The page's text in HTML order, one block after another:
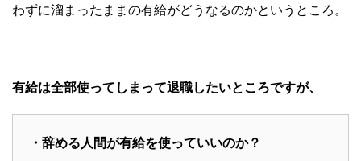
わずに溜まったままの有給がどうなるのかというところ。
有給は全部使ってしまって退職したいところですが、
・辞める人間が有給を使っていいのか？